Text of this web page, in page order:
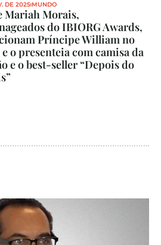
DE 2025 MUNDO
Mariah Morais,
do IBIORG Awards,
Príncipe William no
o presenteia com camisa da
e o best-seller “Depois do